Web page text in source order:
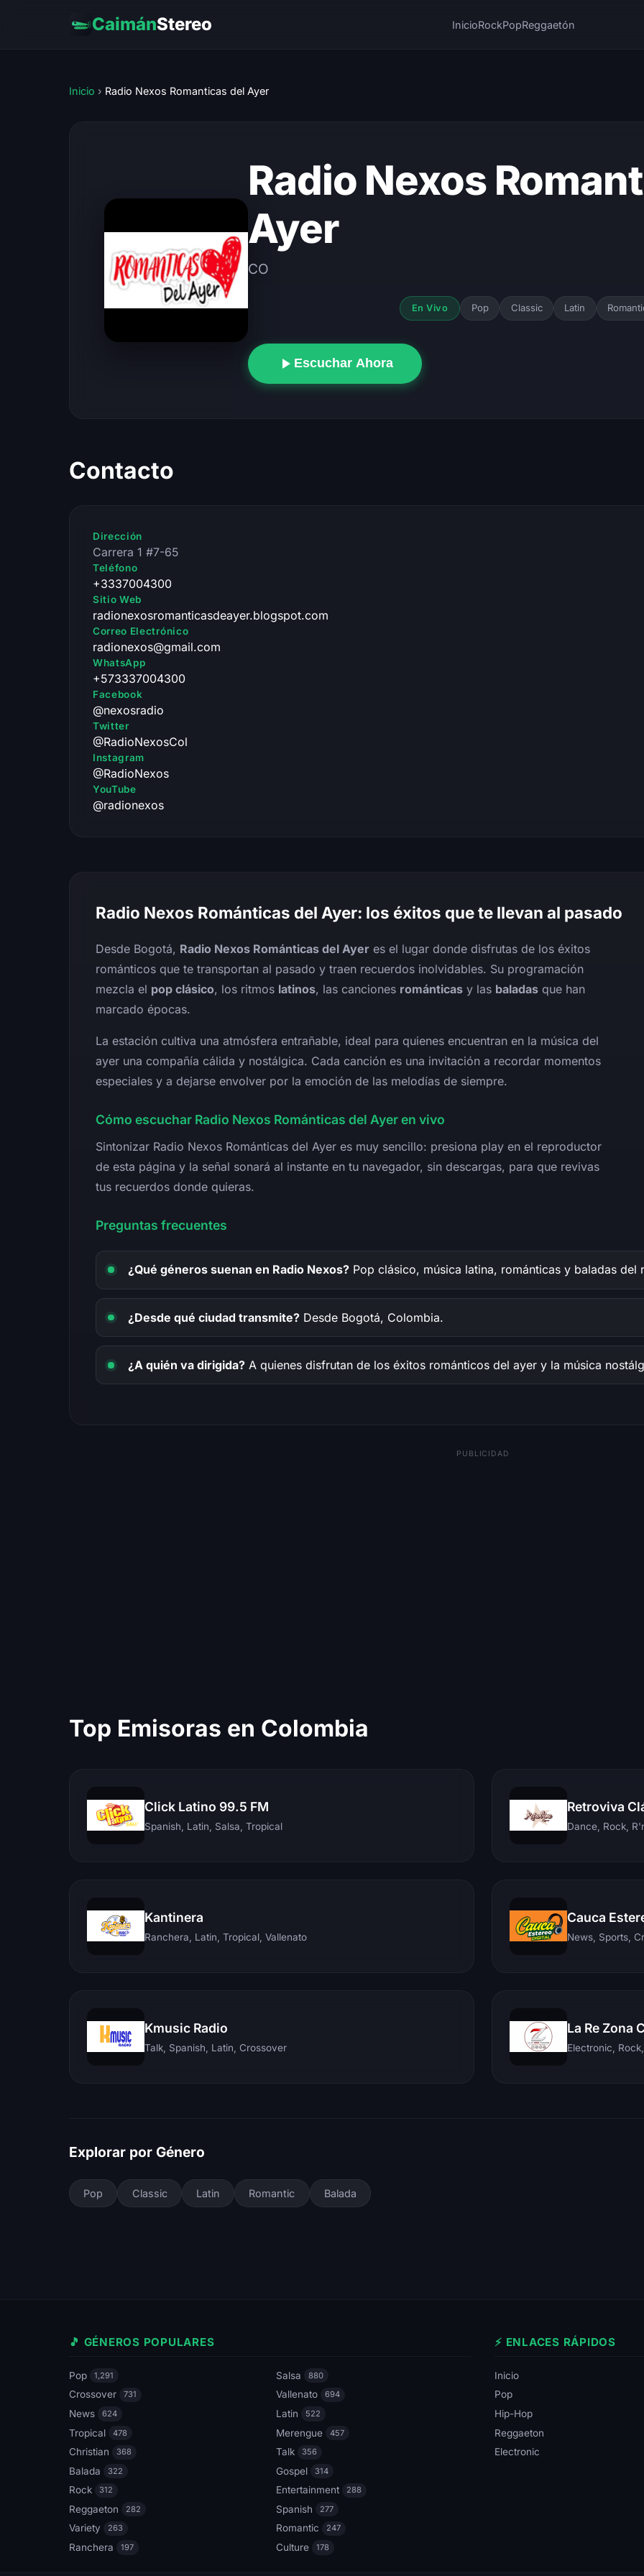
CaimánStereo InicioRockPopReggaetón
Inicio › Radio Nexos Romanticas del Ayer
Radio Nexos
Ayer
CO
En Vivo Pop Classic Latin
Escuchar Ahora
Contacto
Dirección
Carrera 1 #7-65
Teléfono
+3337004300
Sitio Web
radionexosromanticasdeayer.blogspot.com
Correo Electrónico
radionexos@gmail.com
WhatsApp
+573337004300
Facebook
@nexosradio
Twitter
@RadioNexosCol
Instagram
@RadioNexos
YouTube
@radionexos
Radio Nexos Románticas del Ayer: los éxitos que te llevan al pasado
Desde Bogotá, Radio Nexos Románticas del Ayer es el lugar donde disfrutas de los éxitos
románticos que te transportan al pasado y traen recuerdos inolvidables. Su programación
mezcla el pop clásico, los ritmos latinos, las canciones románticas y las baladas que han
marcado épocas.
La estación cultiva una atmósfera entrañable, ideal para quienes encuentran en la música del
ayer una compañía cálida y nostálgica. Cada canción es una invitación a recordar momentos
especiales y a dejarse envolver por la emoción de las melodías de siempre.
Cómo escuchar Radio Nexos Románticas del Ayer en vivo
Sintonizar Radio Nexos Románticas del Ayer es muy sencillo: presiona play en el reproductor
de esta página y la señal sonará al instante en tu navegador, sin descargas, para que revivas
tus recuerdos donde quieras.
Preguntas frecuentes
¿Qué géneros suenan en Radio Nexos? Pop clásico, música latina, románticas y baladas del
¿Desde qué ciudad transmite? Desde Bogotá, Colombia.
¿A quién va dirigida? A quienes disfrutan de los éxitos románticos del ayer y la música
PUBLICIDAD
Top Emisoras en Colombia
Click Latino 99.5 FM
Spanish, Latin, Salsa, Tropical
Retroviva
Dance, Rock,
Kantinera
Ranchera, Latin, Tropical, Vallenato
Cauca
News, Sports,
Kmusic Radio
Talk, Spanish, Latin, Crossover
La Re Zona
Explorar por Género
Pop Classic Latin Romantic Balada
🎵 GÉNEROS POPULARES
Pop 1,291 Salsa 880
Crossover 731 Vallenato 694
News 624 Latin 522
Tropical 478 Merengue 457
Christian 368 Talk 356
Balada 322 Gospel 314
Rock 312 Entertainment 288
Reggaeton 282 Spanish 277
Variety 263 Romantic 247
Ranchera 197 Culture 178
⚡ ENLACES RÁPIDOS
Inicio
Pop
Hip-Hop
Reggaeton
Electronic